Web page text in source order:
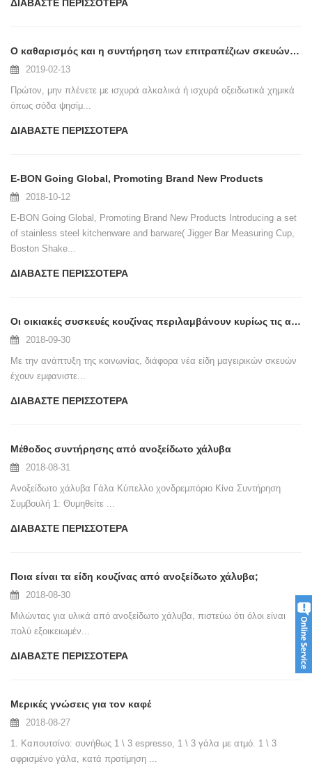
ΔΙΑΒΆΣΤΕ ΠΕΡΙΣΣΌΤΕΡΑ
Ο καθαρισμός και η συντήρηση των επιτραπέζιων σκευών από ανοξείδωτο χάλυβα
2019-02-13
Πρώτον, μην πλένετε με ισχυρά αλκαλικά ή ισχυρά οξειδωτικά χημικά
όπως σόδα ψησίμ...
ΔΙΑΒΆΣΤΕ ΠΕΡΙΣΣΌΤΕΡΑ
E-BON Going Global, Promoting Brand New Products
2018-10-12
E-BON Going Global, Promoting Brand New Products Introducing a set
of stainless steel kitchenware and barware( Jigger Bar Measuring Cup,
Boston Shake...
ΔΙΑΒΆΣΤΕ ΠΕΡΙΣΣΌΤΕΡΑ
Οι οικιακές συσκευές κουζίνας περιλαμβάνουν κυρίως τις ακόλουθες πέντε κατηγορίες
2018-09-30
Με την ανάπτυξη της κοινωνίας, διάφορα νέα είδη μαγειρικών σκευών
έχουν εμφανιστε...
ΔΙΑΒΆΣΤΕ ΠΕΡΙΣΣΌΤΕΡΑ
Μέθοδος συντήρησης από ανοξείδωτο χάλυβα
2018-08-31
Ανοξείδωτο χάλυβα Γάλα Κύπελλο χονδρεμπόριο Κίνα Συντήρηση
Συμβουλή 1: Θυμηθείτε ...
ΔΙΑΒΆΣΤΕ ΠΕΡΙΣΣΌΤΕΡΑ
Ποια είναι τα είδη κουζίνας από ανοξείδωτο χάλυβα;
2018-08-30
Μιλώντας για υλικά από ανοξείδωτο χάλυβα, πιστεύω ότι όλοι είναι
πολύ εξοικειωμέν...
ΔΙΑΒΆΣΤΕ ΠΕΡΙΣΣΌΤΕΡΑ
Μερικές γνώσεις για τον καφέ
2018-08-27
1. Καπουτσίνο: συνήθως 1 \ 3 espresso, 1 \ 3 γάλα με ατμό. 1 \ 3
αφρισμένο γάλα, κατά προτίμηση ...